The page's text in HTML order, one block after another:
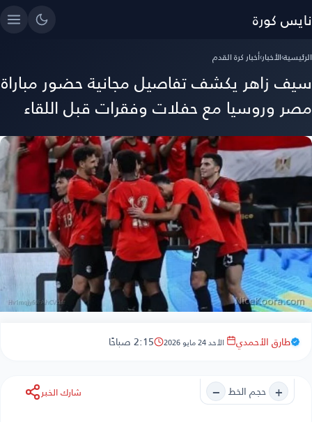
نايس كورة
الرئيسية›الأخبار›أخبار كرة القدم
سيف زاهر يكشف تفاصيل مجانية حضور مباراة
مصر وروسيا مع حفلات وفقرات قبل اللقاء
طارق الأحمدي الأحد 24 مايو 2026 2:15 صباحًا
+ حجم الخط − شارك الخبر